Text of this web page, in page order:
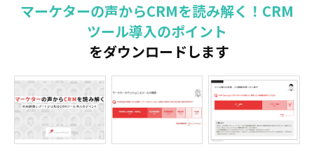
マーケターの声からCRMを読み解く！CRM
ツール導入のポイント
をダウンロードします